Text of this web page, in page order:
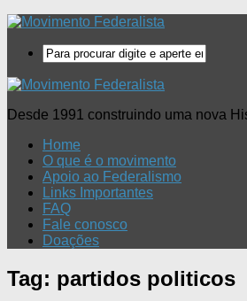
Desde 1991 construindo uma nova
Home
O que é o movimento
Apoio ao Federalismo
Links Importantes
FAQ
Fale conosco
Doações
Tag: partidos politicos